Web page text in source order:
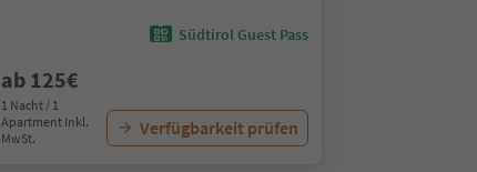
Südtirol Guest Pass
ab 125€
1 Nacht / 1
Apartment Inkl.
MwSt.
Verfügbarkeit prüfen